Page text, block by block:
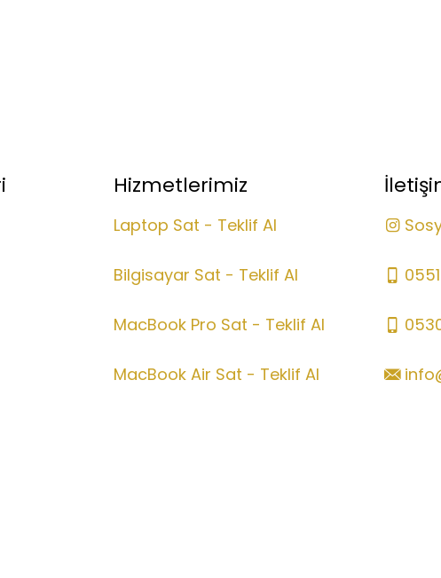
Hizmetlerimiz
Laptop Sat - Teklif Al
Bilgisayar Sat - Teklif Al
MacBook Pro Sat - Teklif Al
MacBook Air Sat - Teklif Al